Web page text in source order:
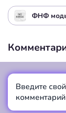
ФНФ
Введите свой
комментарий